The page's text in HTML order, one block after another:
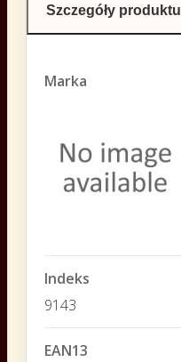
Szczegóły produktu
Marka
Indeks
9143
EAN13